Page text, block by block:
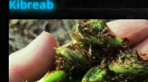
Kibreab